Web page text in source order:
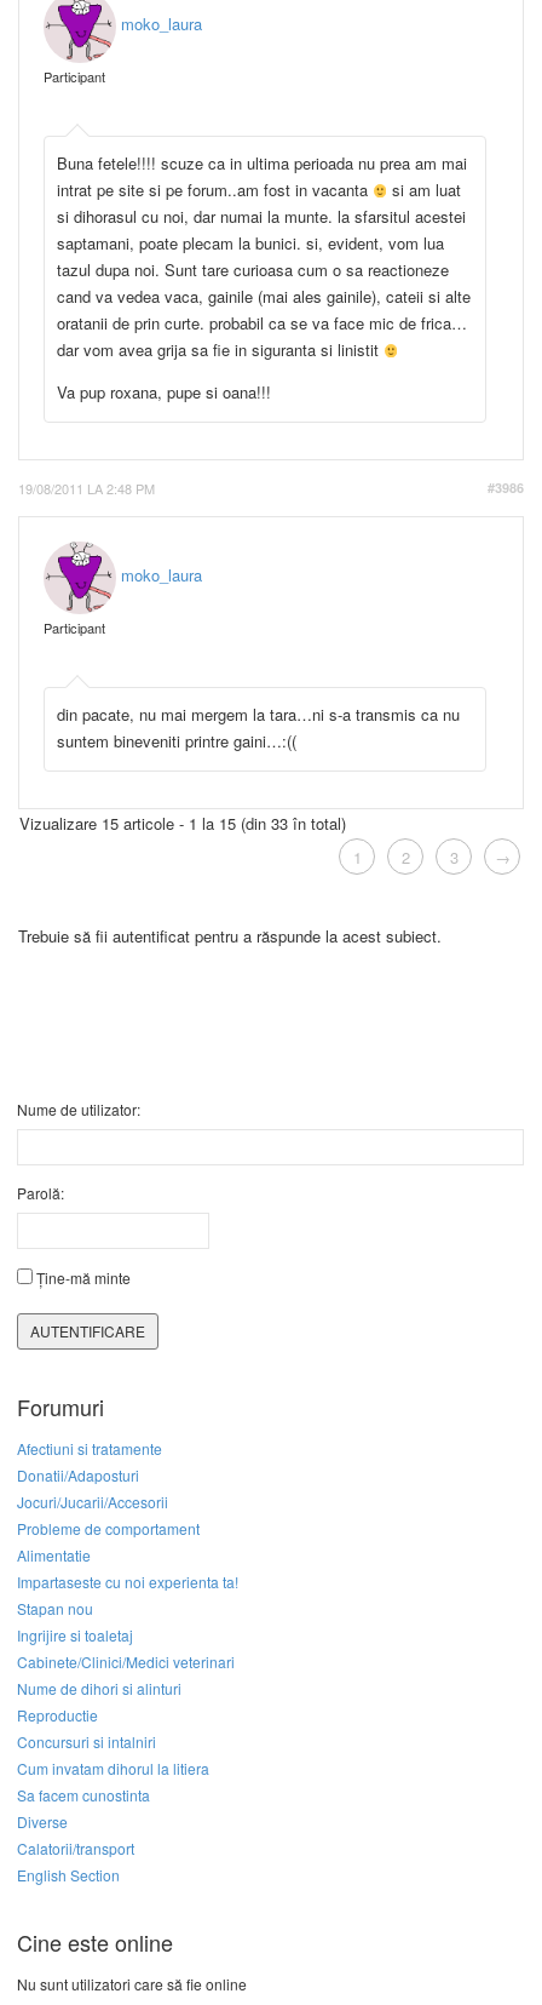
moko_laura
Participant
Buna fetele!!!! scuze ca in ultima perioada nu prea am mai
intrat pe site si pe forum..am fost in vacanta
si am luat
si dihorasul cu noi, dar numai la munte. la sfarsitul acestei
saptamani, poate plecam la bunici. si, evident, vom lua
tazul dupa noi. Sunt tare curioasa cum o sa reactioneze
cand va vedea vaca, gainile (mai ales gainile), cateii si alte
oratanii de prin curte. probabil ca se va face mic de frica…
dar vom avea grija sa fie in siguranta si linistit
Va pup roxana, pupe si oana!!!
19/08/2011 LA 2:48 PM #3986
moko_laura
Participant
din pacate, nu mai mergem la tara…ni s-a transmis ca nu
suntem bineveniti printre gaini…:((
Vizualizare 15 articole - 1 la 15 (din 33 în total)
1
2 3 →
Trebuie să fii autentificat pentru a răspunde la acest subiect.
Nume de utilizator:
Parolă:
Ține-mă minte
AUTENTIFICARE
Forumuri
Afectiuni si tratamente
Donatii/Adaposturi
Jocuri/Jucarii/Accesorii
Probleme de comportament
Alimentatie
Impartaseste cu noi experienta ta!
Stapan nou
Ingrijire si toaletaj
Cabinete/Clinici/Medici veterinari
Nume de dihori si alinturi
Reproductie
Concursuri si intalniri
Cum invatam dihorul la litiera
Sa facem cunostinta
Diverse
Calatorii/transport
English Section
Cine este online
Nu sunt utilizatori care să fie online